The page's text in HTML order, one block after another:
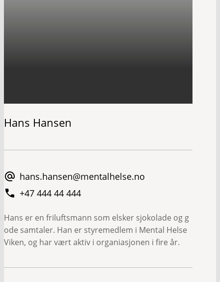
Hans Hansen
hans.hansen@mentalhelse.no
+47 444 44 444
Hans er en friluftsmann som elsker sjokolade og g
ode samtaler. Han er styremedlem i Mental Helse
Viken, og har vært aktiv i organiasjonen i fire år.